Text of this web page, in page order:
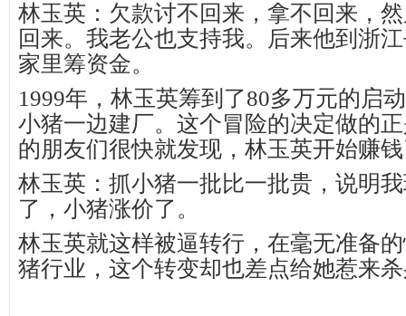
林玉英：欠款讨不回来，拿不回来，
回来。我老公也支持我。后来他到浙
家里筹资金。
1999年，林玉英筹到了80多万元的启
小猪一边建厂。这个冒险的决定做的
的朋友们很快就发现，林玉英开始赚
林玉英：抓小猪一批比一批贵，说明
了，小猪涨价了。
林玉英就这样被逼转行，在毫无准备
猪行业，这个转变却也差点给她惹来